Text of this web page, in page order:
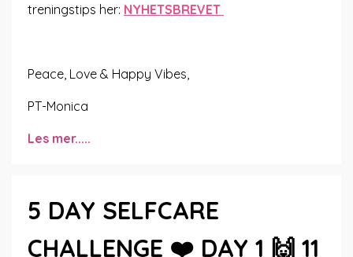
treningstips her: NYHETSBREVET
Peace, Love & Happy Vibes,
PT-Monica
Les mer.....
5 DAY SELFCARE
CHALLENGE ❤️ DAY 1 🙌 11